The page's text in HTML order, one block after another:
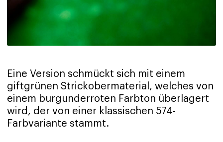
Eine Version schmückt sich mit einem
giftgrünen Strickobermaterial, welches von
einem burgunderroten Farbton überlagert
wird, der von einer klassischen 574-
Farbvariante stammt.